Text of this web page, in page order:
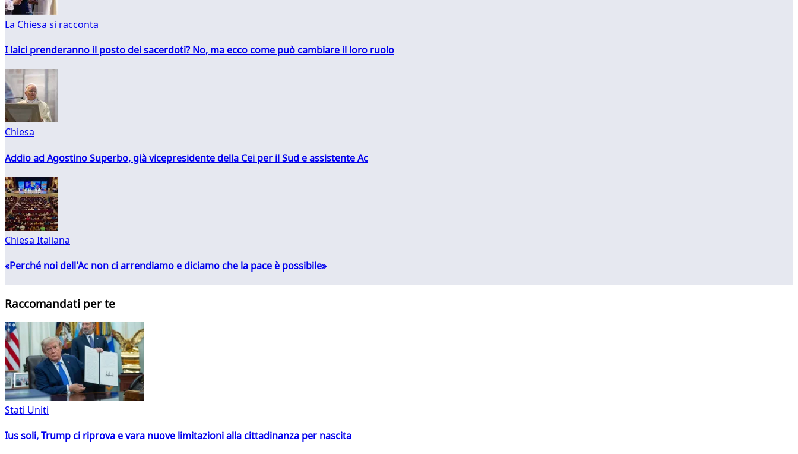
La Chiesa si racconta
I laici prenderanno il posto dei sacerdoti? No, ma ecco come può cambiare il loro ruolo
Chiesa
Addio ad Agostino Superbo, già vicepresidente della Cei per il Sud e assistente Ac
Chiesa Italiana
«Perché noi dell'Ac non ci arrendiamo e diciamo che la pace è possibile»
Raccomandati per te
Stati Uniti
Ius soli, Trump ci riprova e vara nuove limitazioni alla cittadinanza per nascita